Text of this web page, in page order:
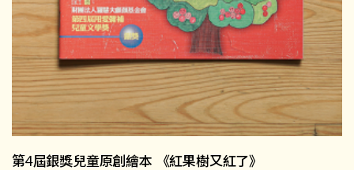
第4屆銀獎兒童原創繪本 《紅果樹又紅了》